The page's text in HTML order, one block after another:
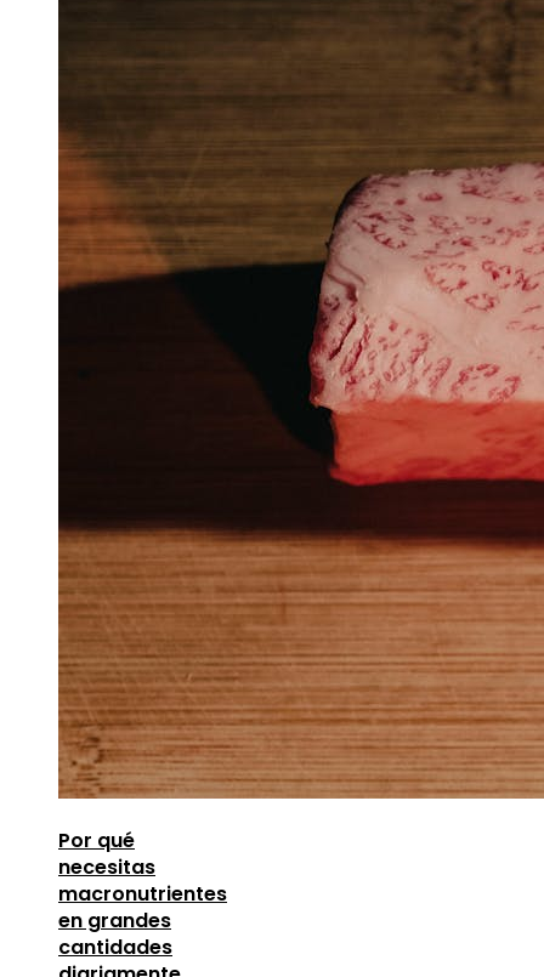
Por qué
necesitas
macronutrientes
en grandes
cantidades